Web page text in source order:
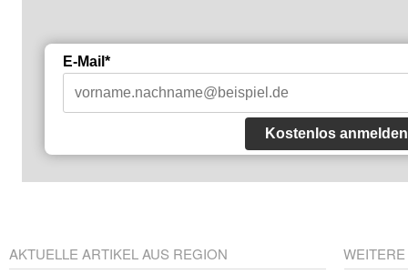
E-Mail*
Kostenlos anmelden
AKTUELLE ARTIKEL AUS REGION